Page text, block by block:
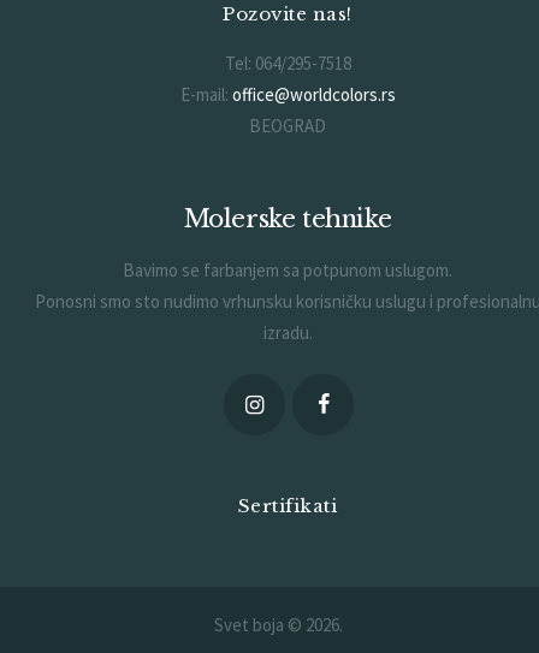
Pozovite nas!
Tel: 064/295-7518
E-mail: office@worldcolors.rs
BEOGRAD
Molerske tehnike
Bavimo se farbanjem sa potpunom uslugom.
Ponosni smo sto nudimo vrhunsku korisničku uslugu i
izradu.
Sertifikati
Svet boja © 2026.